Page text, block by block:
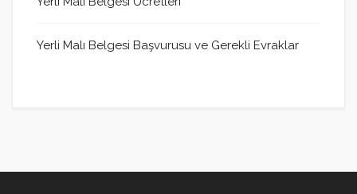
Yerli Malı Belgesi Başvurusu ve Gerekli Evraklar